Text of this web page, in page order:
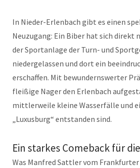
In Nieder-Erlenbach gibt es einen
Neuzugang: Ein Biber hat sich direkt
der Sportanlage der Turn- und
niedergelassen und dort ein
erschaffen. Mit bewundernswerter
fleißige Nager den Erlenbach
mittlerweile kleine Wasserfälle und
„Luxusburg“ entstanden sind.
Ein starkes Comeback für
Was Manfred Sattler vom